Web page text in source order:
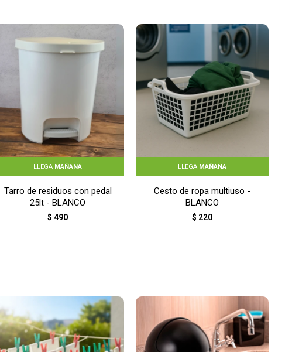
LLEGA MAÑANA
Tarro de residuos con pedal
25lt - BLANCO
$ 490
LLEGA MAÑANA
Cesto de ropa multiuso -
BLANCO
$ 220